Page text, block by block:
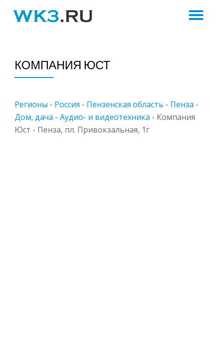
КОМПАНИЯ ЮСТ
Регионы - Россия - Пензенская область - Пенза -
Дом, дача - Аудио- и видеотехника - Компания
Юст - Пенза, пл. Привокзальная, 1г